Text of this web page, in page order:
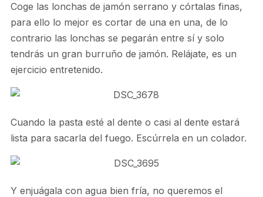
Coge las lonchas de jamón serrano y córtalas finas,
para ello lo mejor es cortar de una en una, de lo
contrario las lonchas se pegarán entre sí y solo
tendrás un gran burruño de jamón. Relájate, es un
ejercicio entretenido.
Cuando la pasta esté al dente o casi al dente estará
lista para sacarla del fuego. Escúrrela en un colador.
Y enjuágala con agua bien fría, no queremos el